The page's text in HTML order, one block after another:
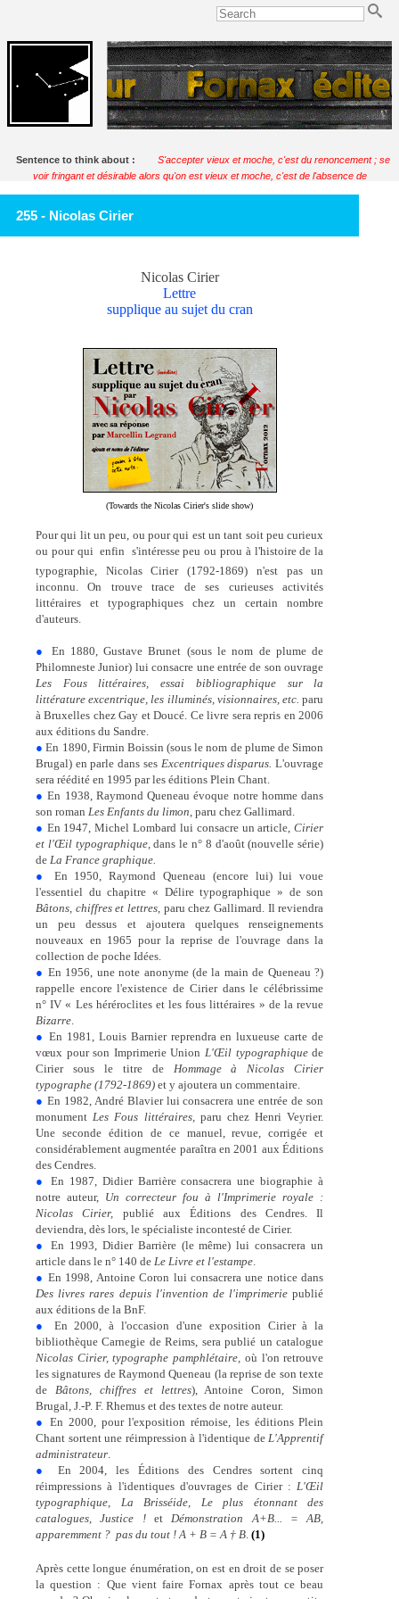
Sentence to think about :
S'accepter vieux et moche, c'est du renoncement ; se
voir fringant et désirable alors qu'on est vieux et moche, c'est de l'absence de
255 - Nicolas Cirier
Nicolas Cirier
Lettre
supplique au sujet du cran
(Towards the Nicolas Cirier's slide show)
Pour qui lit un peu, ou pour qui est un tant soit peu curieux
ou pour qui  enfin  s'intéresse peu ou prou à l'histoire de la
typographie, Nicolas Cirier (1792-1869) n'est pas un
inconnu. On trouve trace de ses curieuses activités
littéraires et typographiques chez un certain nombre
d'auteurs.
●
En 1880, Gustave Brunet (sous le nom de plume de
Philomneste Junior) lui consacre une entrée de son ouvrage
Les Fous littéraires, essai bibliographique sur la
littérature excentrique, les illuminés, visionnaires, etc.paru
à Bruxelles chez Gay et Doucé. Ce livre sera repris en 2006
aux éditions du Sandre.
● En 1890, Firmin Boissin (sous le nom de plume de Simon
Brugal) en parle dans ses Excentriques disparus. L'ouvrage
sera réédité en 1995 par les éditions Plein Chant.
● En 1938, Raymond Queneau évoque notre homme dans
son roman Les Enfants du limon, paru chez Gallimard.
● En 1947, Michel Lombard lui consacre un article,Cirier
et l'Œil typographique, dans le n° 8 d'août (nouvelle série)
de La France graphique.
●
En 1950, Raymond Queneau (encore lui) lui voue
l'essentiel du chapitre « Délire typographique » de son
Bâtons, chiffres et lettres, paru chez Gallimard. Il reviendra
un peu dessus et ajoutera quelques renseignements
nouveaux en 1965 pour la reprise de l'ouvrage dans la
collection de poche Idées.
● En 1956, une note anonyme (de la main de Queneau ?)
rappelle encore l'existence de Cirier dans le célébrissime
n° IV « Les héréroclites et les fous littéraires » de la revue
Bizarre.
● En 1981, Louis Barnier reprendra en luxueuse carte de
vœux pour son Imprimerie Union L'Œil typographiquede
Cirier sous le titre de Hommage à Nicolas Cirier
typographe (1792-1869)et y ajoutera un commentaire.
● En 1982, André Blavier lui consacrera une entrée de son
monument Les Fous littéraires, paru chez Henri Veyrier.
Une seconde édition de ce manuel, revue, corrigée et
considérablement augmentée paraîtra en 2001 aux Éditions
des Cendres.
●
En 1987, Didier Barrière consacrera une biographie à
notre auteur, Un correcteur fou à l'Imprimerie royale :
Nicolas Cirier,
publié aux Éditions des Cendres. Il
deviendra, dès lors, le spécialiste incontesté de Cirier.
●
En 1993, Didier Barrière (le même) lui consacrera un
article dans le n° 140 de Le Livre et l'estampe.
● En 1998, Antoine Coron lui consacrera une notice dans
Des livres rares depuis l'invention de l'imprimerie publié
aux éditions de la BnF.
●
En 2000, à l'occasion d'une exposition Cirier à la
bibliothèque Carnegie de Reims, sera publié un catalogue
Nicolas Cirier, typographe pamphlétaire, où l'on retrouve
les signatures de Raymond Queneau (la reprise de son texte
de Bâtons, chiffres et lettres), Antoine Coron, Simon
Brugal, J.-P. F. Rhemus et des textes de notre auteur.
● En 2000, pour l'exposition rémoise, les éditions Plein
Chant sortent une réimpression à l'identique de L'Apprentif
administrateur.
●
En 2004, les Éditions des Cendres sortent cinq
réimpressions à l'identiques d'ouvrages de Cirier : L'Œil
typographique, La Brisséide, Le plus étonnant des
catalogues, Justice !et Démonstration A+B... = AB,
apparemment ?  pas du tout ! A + B = A † B. (1)
Après cette longue énumération, on est en droit de se poser
la question : Que vient faire Fornax après tout ce beau